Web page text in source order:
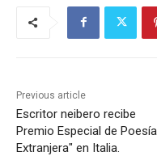
Previous article
Escritor neibero recibe
Premio Especial de Poesía
Extranjera" en Italia.